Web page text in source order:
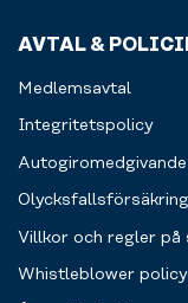
AVTAL &
Medlemsavtal
Integritetspolicy
Autogiromedgivande
Olycksfallsförsäkring
Villkor och regler på
Whistleblower policy